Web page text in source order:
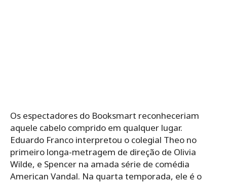
Os espectadores do Booksmart reconheceriam
aquele cabelo comprido em qualquer lugar.
Eduardo Franco interpretou o colegial Theo no
primeiro longa-metragem de direção de Olivia
Wilde, e Spencer na amada série de comédia
American Vandal. Na quarta temporada, ele é o